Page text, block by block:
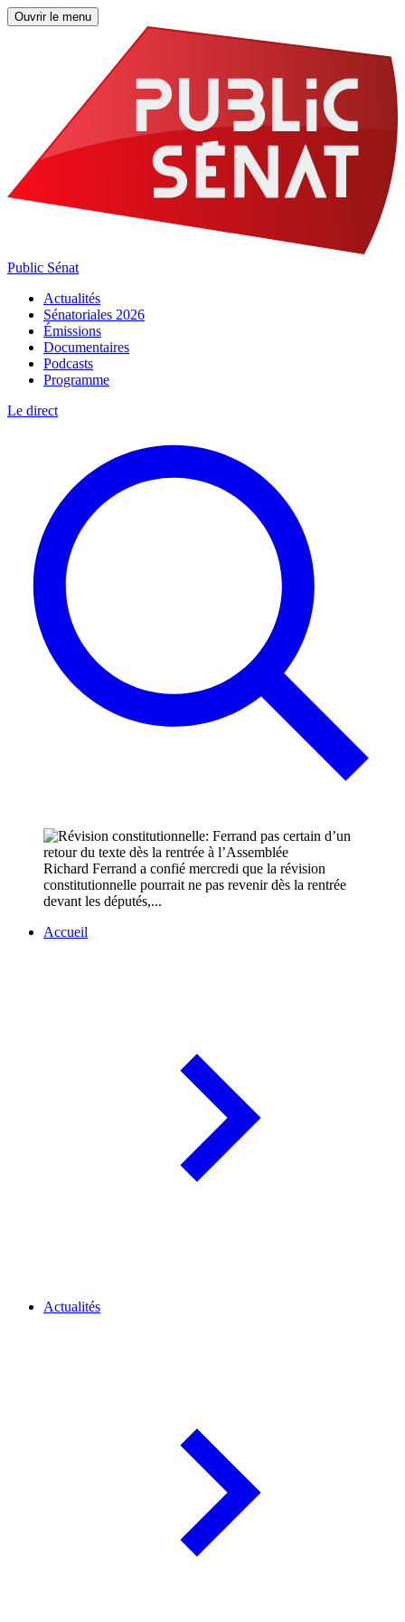
Ouvrir le menu
Public Sénat
Actualités
Sénatoriales 2026
Émissions
Documentaires
Podcasts
Programme
Le direct
Richard Ferrand a confié mercredi que la révision
constitutionnelle pourrait ne pas revenir dès la rentrée
devant les députés,...
Accueil
Actualités